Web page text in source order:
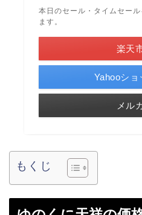
本日のセール・タイムセー
ます。
楽天
Yahooショ
メル
もくじ